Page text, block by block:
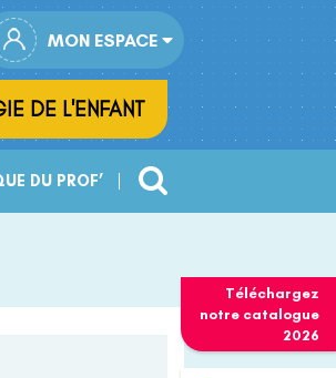
Téléchargez
notre catalogue
2026
MON ESPACE
DE L'ENFANT
DU PROF’